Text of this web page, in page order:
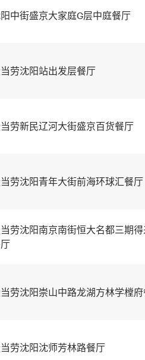
中街盛京大家庭G层中庭餐厅
劳沈阳站出发层餐厅
劳新民辽河大街盛京百货餐厅
劳沈阳青年大街前海环球汇餐厅
劳沈阳南京南街恒大名都三期
劳沈阳崇山中路龙湖方林学樘
劳沈阳沈师芳林路餐厅